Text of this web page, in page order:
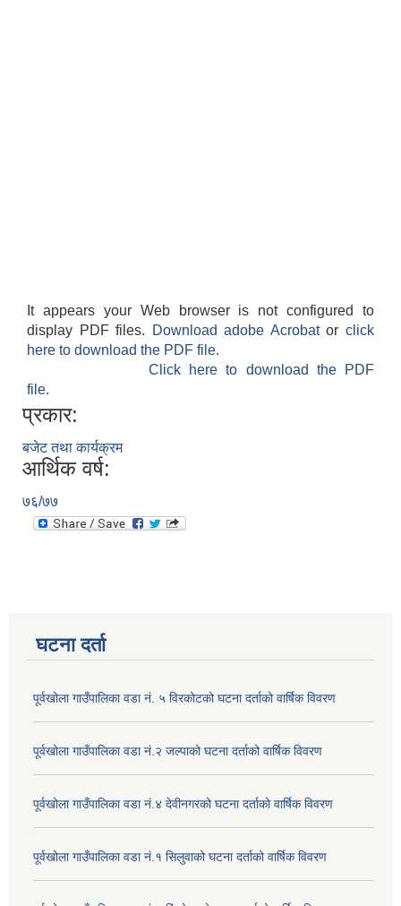
It appears your Web browser is not configured to
display PDF files.
Download adobe Acrobatorclick
here to download the PDF file.
Click here to download the PDF
file.
प्रकार:
बजेट तथा कार्यक्रम
आर्थिक वर्ष:
७६/७७
घटना दर्ता
पूर्वखोला गाउँपालिका वडा नं. ५ विरकोटको घटना दर्ताको वार्षिक विवरण
पूर्वखोला गाउँपालिका वडा नं.२ जल्पाको घटना दर्ताको वार्षिक विवरण
पूर्वखोला गाउँपालिका वडा नं.४ देवीनगरको घटना दर्ताको वार्षिक विवरण
पूर्वखोला गाउँपालिका वडा नं.१ सिलुवाको घटना दर्ताको वार्षिक विवरण